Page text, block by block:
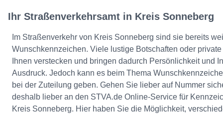
Ihr Straßenverkehrsamt in Kreis Sonneberg
Im Straßenverkehr von Kreis Sonneberg sind sie bereits
Wunschkennzeichen. Viele lustige Botschaften oder
Ihnen verstecken und bringen dadurch Persönlichkeit und
Ausdruck. Jedoch kann es beim Thema
bei der Zuteilung geben. Gehen Sie lieber auf Nummer
deshalb lieber an den STVA.de Online-Service für
Kreis Sonneberg. Hier haben Sie die Möglichkeit,